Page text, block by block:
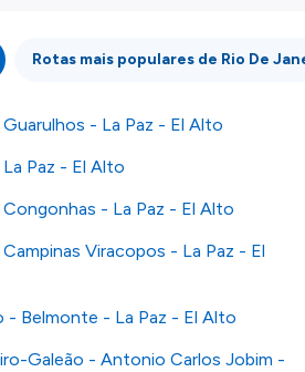
precisão da informação
verifique com atenção todas
website do parceiro antes de
Para mais detalhes verifique
e Condições
Rotas mais populares de Rio De
- La Paz - El Alto
Paz - El Alto
- La Paz - El Alto
Viracopos - La Paz - El
- Belmonte - La Paz - El Alto
Carlos Jobim -